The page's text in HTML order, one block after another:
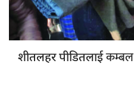
शीतलहर पीडितलाईकम्बल